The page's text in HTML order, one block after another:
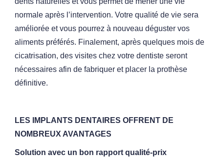
normale après l’intervention. Votre qualité de vie sera
améliorée et vous pourrez à nouveau déguster vos
aliments préférés. Finalement, après quelques mois de
cicatrisation, des visites chez votre dentiste seront
nécessaires afin de fabriquer et placer la prothèse
définitive.
LES IMPLANTS DENTAIRES OFFRENT DE
NOMBREUX AVANTAGES
Solution avec un bon rapport qualité-prix